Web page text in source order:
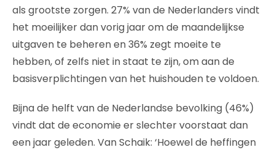
als grootste zorgen. 27% van de Nederlanders vindt
het moeilijker dan vorig jaar om de maandelijkse
uitgaven te beheren en 36% zegt moeite te
hebben, of zelfs niet in staat te zijn, om aan de
basisverplichtingen van het huishouden te voldoen.
Bijna de helft van de Nederlandse bevolking (46%)
vindt dat de economie er slechter voorstaat dan
een jaar geleden. Van Schaik: ‘Hoewel de heffingen